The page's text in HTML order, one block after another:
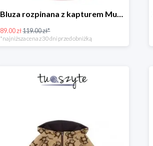
Bluza rozpinana z kapturem Muchomory
89.00 zł119.00 zł*
*najniższa cena z 30 dni przed obniżką